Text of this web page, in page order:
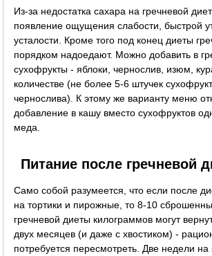
Из-за недостатка сахара на гречневой
появление ощущения слабости, быстрой
усталости. Кроме того под конец диеты
порядком надоедают. Можно добавить в
сухофрукты - яблоки, чернослив, изюм,
количестве (не более 5-6 штучек
чернослива). К этому же варианту меню
добавление в кашу вместо сухофруктов
меда.
Питание после гречневой
Само собой разумеется, что если после
на тортики и пирожные, то 8-10
гречневой диеты килограммов могут
двух месяцев (и даже с хвостиком) -
потребуется пересмотреть. Две недели на